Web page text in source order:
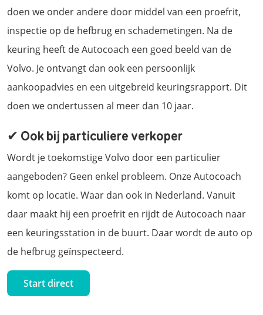
doen we onder andere door middel van een proefrit,
inspectie op de hefbrug en schademetingen. Na de
keuring heeft de Autocoach een goed beeld van de
Volvo. Je ontvangt dan ook een persoonlijk
aankoopadvies en een uitgebreid keuringsrapport. Dit
doen we ondertussen al meer dan 10 jaar.
✔ Ook bij particuliere verkoper
Wordt je toekomstige Volvo door een particulier
aangeboden? Geen enkel probleem. Onze Autocoach
komt op locatie. Waar dan ook in Nederland. Vanuit
daar maakt hij een proefrit en rijdt de Autocoach naar
een keuringsstation in de buurt. Daar wordt de auto op
de hefbrug geïnspecteerd.
Start direct